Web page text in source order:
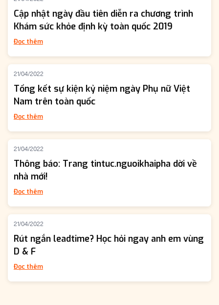
Cập nhật ngày đầu tiên diễn ra chương trình
Khám sức khỏe định kỳ toàn quốc 2019
Đọc thêm
21/04/2022
Tổng kết sự kiện kỷ niệm ngày Phụ nữ Việt
Nam trên toàn quốc
Đọc thêm
21/04/2022
Thông báo: Trang tintuc.nguoikhaipha dời về
nhà mới!
Đọc thêm
21/04/2022
Rút ngắn leadtime? Học hỏi ngay anh em vùng
D & F
Đọc thêm